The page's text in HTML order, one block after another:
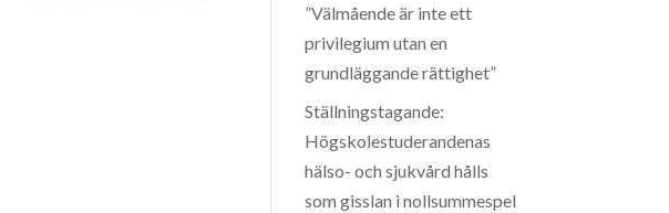
”Välmående är inte ett
privilegium utan en
grundläggande rättighet”
Ställningstagande:
Högskolestuderandenas
hälso- och sjukvård hålls
som gisslan i nollsummespel